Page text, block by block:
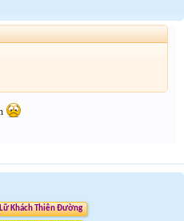
Lữ Khách Thiên Đường